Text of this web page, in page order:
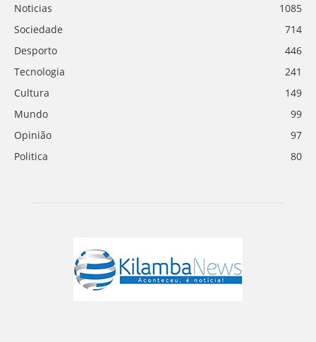
Noticias
1085
Sociedade
714
Desporto
446
Tecnologia
241
Cultura
149
Mundo
99
Opinião
97
Politica
80